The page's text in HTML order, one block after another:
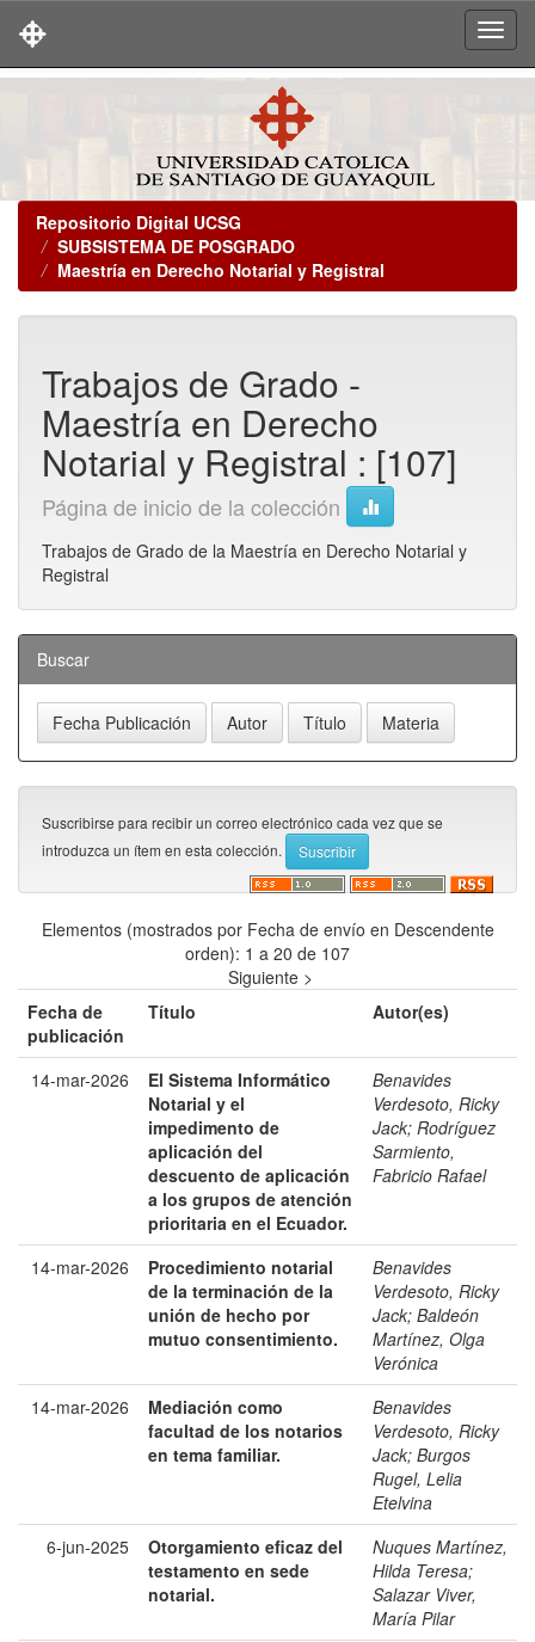
Repositorio Digital UCSG
SUBSISTEMA DE POSGRADO
Maestría en Derecho Notarial y Registral
Trabajos de Grado -
Maestría en Derecho
Notarial y Registral : [107]
Página de inicio de la colección
Trabajos de Grado de la Maestría en Derecho Notarial y
Registral
Buscar
Suscribirse para recibir un correo electrónico cada vez que se
introduzca un ítem en esta colección.
Elementos (mostrados por Fecha de envío en Descendente
orden): 1 a 20 de 107
Siguiente >
Fecha de
publicación
Título Autor(es)
14-mar-2026
El Sistema Informático
Notarial y el
impedimento de
aplicación del
descuento de aplicación
a los grupos de atención
prioritaria en el Ecuador.
Benavides
Verdesoto, Ricky
Jack; Rodríguez
Sarmiento,
Fabricio Rafael
14-mar-2026
Procedimiento notarial
de la terminación de la
unión de hecho por
mutuo consentimiento.
Benavides
Verdesoto, Ricky
Jack; Baldeón
Martínez, Olga
Verónica
14-mar-2026
Mediación como
facultad de los notarios
en tema familiar.
Benavides
Verdesoto, Ricky
Jack; Burgos
Rugel, Lelia
Etelvina
6-jun-2025
Otorgamiento eficaz del
testamento en sede
notarial.
Nuques Martínez,
Hilda Teresa;
Salazar Viver,
María Pilar